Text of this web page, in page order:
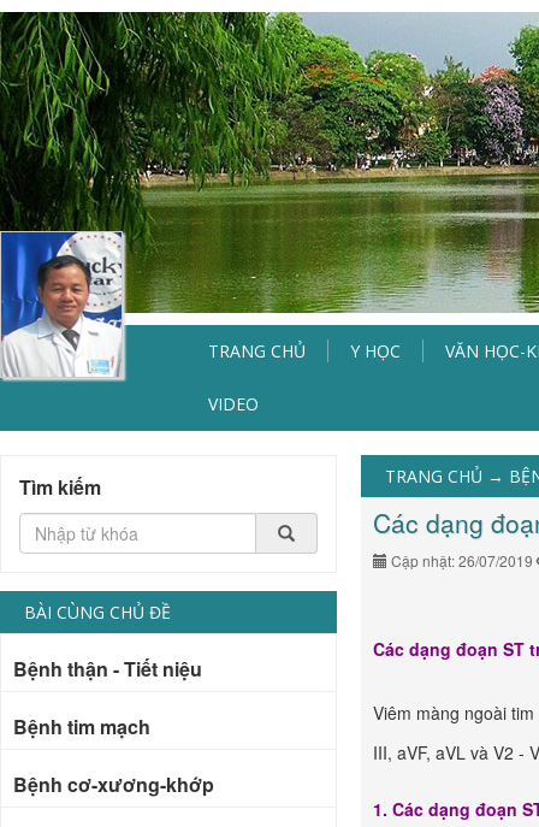
TRANG CHỦ Y HỌC VĂN HỌC-
VIDEO
TRANG CHỦ →
Các dạng
Cập nhật: 26/07/2019
Các dạng đoạn ST
Viêm màng ngoài
III, aVF, aVL và V2 -
1. Các dạng đoạn
Tìm kiếm
BÀI CÙNG CHỦ ĐỀ
Bệnh thận - Tiết niệu
Bệnh tim mạch
Bệnh cơ-xương-khớp